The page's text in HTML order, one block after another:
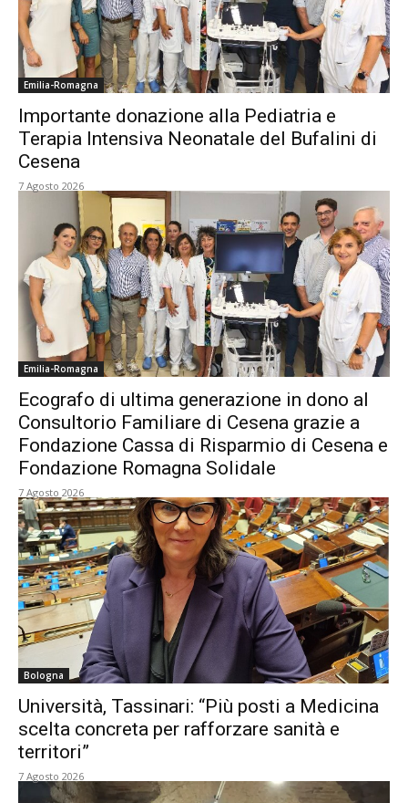
Emilia-Romagna
Importante donazione alla Pediatria e
Terapia Intensiva Neonatale del Bufalini di
Cesena
7 Agosto 2026
Emilia-Romagna
Ecografo di ultima generazione in dono al
Consultorio Familiare di Cesena grazie a
Fondazione Cassa di Risparmio di Cesena e
Fondazione Romagna Solidale
7 Agosto 2026
Bologna
Università, Tassinari: “Più posti a Medicina
scelta concreta per rafforzare sanità e
territori”
7 Agosto 2026